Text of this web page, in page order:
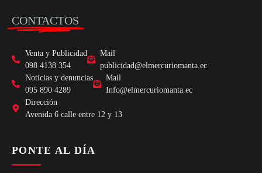
CONTACTOS
Venta y Publicidad
098 4138 354
Mail
publicidad@elmercuriomanta.ec
Noticias y denuncias
095 890 4289
Mail
Info@elmercuriomanta.ec
Dirección
Avenida 6 calle entre 12 y 13
PONTE AL DÍA